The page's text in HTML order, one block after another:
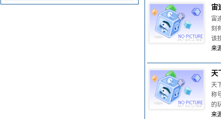
宙
宙
刻
该
来
天
天
称
的
来